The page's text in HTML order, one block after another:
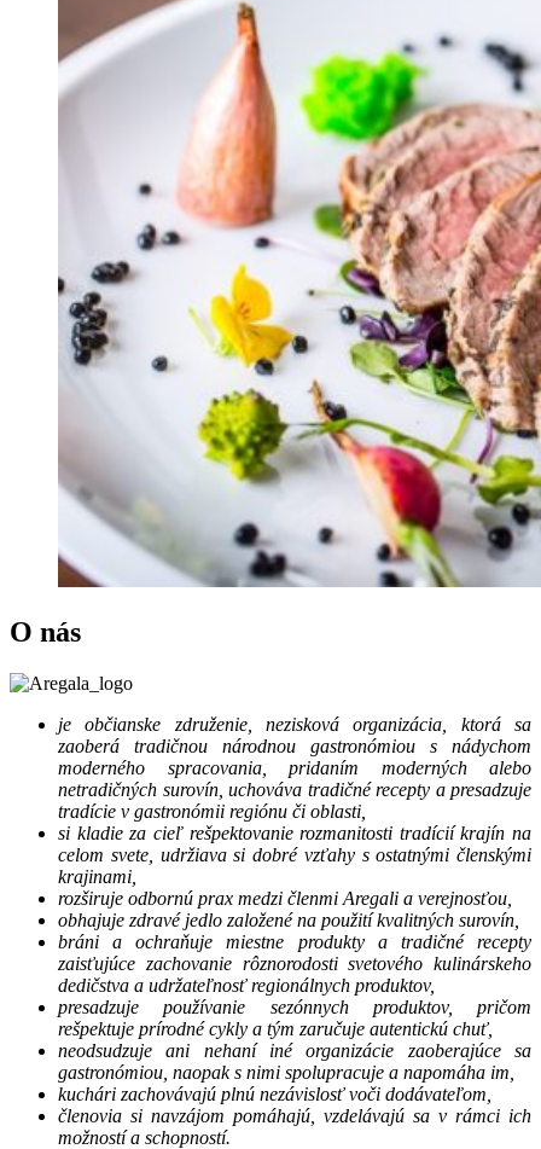
O nás
je občianske združenie, nezisková organizácia, ktorá sa
zaoberá tradičnou národnou gastronómiou s nádychom
moderného spracovania, pridaním moderných alebo
netradičných surovín, uchováva tradičné recepty a presadzuje
tradície v gastronómii regiónu či oblasti,
si kladie za cieľ rešpektovanie rozmanitosti tradícií krajín na
celom svete, udržiava si dobré vzťahy s ostatnými členskými
krajinami,
rozširuje odbornú prax medzi členmi Aregali a verejnosťou,
obhajuje zdravé jedlo založené na použití kvalitných surovín,
bráni a ochraňuje miestne produkty a tradičné recepty
zaisťujúce zachovanie rôznorodosti svetového kulinárskeho
dedičstva a udržateľnosť regionálnych produktov,
presadzuje používanie sezónnych produktov, pričom
rešpektuje prírodné cykly a tým zaručuje autentickú chuť,
neodsudzuje ani nehaní iné organizácie zaoberajúce sa
gastronómiou, naopak s nimi spolupracuje a napomáha im,
kuchári zachovávajú plnú nezávislosť voči dodávateľom,
členovia si navzájom pomáhajú, vzdelávajú sa v rámci ich
možností a schopností.